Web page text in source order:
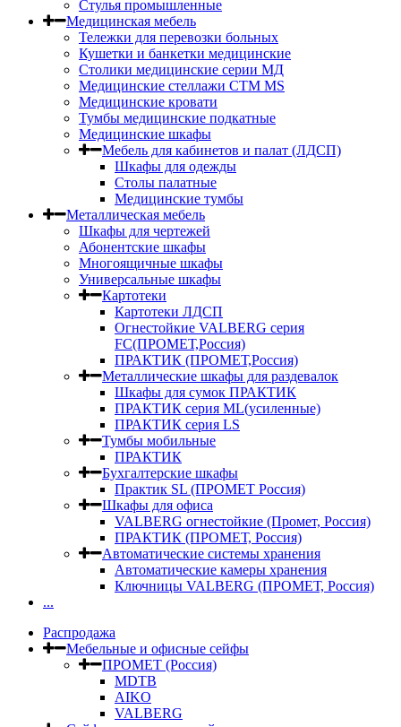
Стулья промышленные
Медицинская мебель
Тележки для перевозки больных
Кушетки и банкетки медицинские
Столики медицинские серии МД
Медицинские стеллажи СТМ MS
Медицинские кровати
Тумбы медицинские подкатные
Медицинские шкафы
Мебель для кабинетов и палат (ЛДСП)
Шкафы для одежды
Столы палатные
Медицинские тумбы
Металлическая мебель
Шкафы для чертежей
Абонентские шкафы
Многоящичные шкафы
Универсальные шкафы
Картотеки
Картотеки ЛДСП
Огнестойкие VALBERG серия
FC(ПРОМЕТ,Россия)
ПРАКТИК (ПРОМЕТ,Россия)
Металлические шкафы для раздевалок
Шкафы для сумок ПРАКТИК
ПРАКТИК серия ML(усиленные)
ПРАКТИК серия LS
Тумбы мобильные
ПРАКТИК
Бухгалтерские шкафы
Практик SL (ПРОМЕТ Россия)
Шкафы для офиса
VALBERG огнестойкие (Промет, Россия)
ПРАКТИК (ПРОМЕТ, Россия)
Автоматические системы хранения
Автоматические камеры хранения
Ключницы VALBERG (ПРОМЕТ, Россия)
...
Распродажа
Мебельные и офисные сейфы
ПРОМЕТ (Россия)
MDTB
AIKO
VALBERG